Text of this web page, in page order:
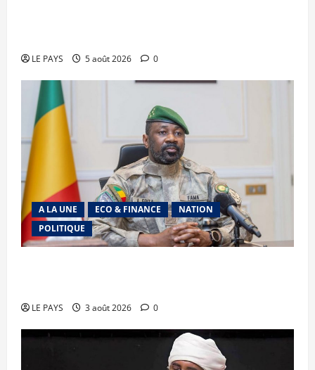
LE PAYS 5 août 2026 0
A LA UNE ECO & FINANCE
NATION
POLITIQUE
LE PAYS 3 août 2026 0